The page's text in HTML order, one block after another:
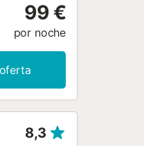
99 €
por noche
8,3